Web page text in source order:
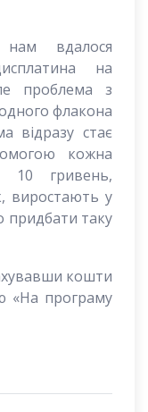
вдалося
на
проблема з
флакона
відразу стає
кожна
10 гривень,
виростають у
придбати таку
кошти
«На програму